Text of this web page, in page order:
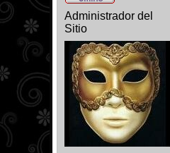
Administrador del
Sitio